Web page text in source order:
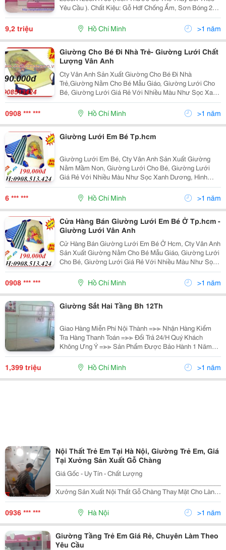
Yêu Cầu ). Chất Kiệu: Gỗ Hdf Chống Ẩm, Sơn Bóng 2K
Bảo Hành 5 Năm Giao Hàng Và Lắp Đặt Miễn Phí Tại
Tp.hcm Công Ty Tnhh Thương
9,2 triệu Hồ Chí Minh >1 năm
Giường Cho Bé Đi Nhà Trẻ- Giường Lưới Chất
Lượng Vân Anh
Cty Vân Anh Sản Xuất Giường Cho Bé Đi Nhà
Trẻ,Giường Nằm Cho Bé Mẫu Giáo, Giường Lưới Cho
Bé, Giường Lưới Giá Rẻ Với Nhiều Màu Như Sọc Xanh
Dương, Hình Gấu, Hình Chuột Michkey, Với Khung Sắt
Sơn Tĩnh Điện Chắc Chắn, Sử Dụng Lâu Bền Lâu,Giao
Hàng Các
0908 *** *** Hồ Chí Minh >1 năm
Giường Lưới Em Bé Tp.hcm
Giường Lưới Em Bé, Cty Vân Anh Sản Xuất Giường
Nằm Mầm Non, Giường Lưới Cho Bé, Giường Lưới
Giá Rẻ Với Nhiều Màu Như Sọc Xanh Dương, Hình
Gấu, Hình Chuột Michkey, Sử Dụng Lâu Bền Lâu, Liên
Hệ Ngay Để Có Giá Ưu Đãi 0908.513.424 Mai, Công Ty
6 *** *** Hồ Chí Minh >1 năm
Cửa Hàng Bán Giường Lưới Em Bé Ở Tp.hcm -
Giường Lưới Vân Anh
Cử Hàng Bán Giường Lưới Em Bé Ở Hcm, Cty Vân Anh
Sản Xuất Giường Nằm Cho Bé Mẫu Giáo, Giường Lưới
Cho Bé, Giường Lưới Giá Rẻ Với Nhiều Màu Như Sọc
Xanh Dương, Hình Gấu, Hình Chuột Michkey, Sử Dụng
Lâu Bền Lâu,Giao Hàng Các Quận Ở Hcm, Liên Hệ
Ngay Để
0908 *** *** Hồ Chí Minh >1 năm
Giường Sắt Hai Tầng Bh 12Th
Giao Hàng Miễn Phí Nội Thành =≫≫ Nhận Hàng Kiểm
Tra Hàng Thanh Toán =≫≫ Đổi Trả 24/H Quý Khách
Không Ưng Ý =≫≫ Sản Phẩm Được Bảo Hành 1 Năm
Tại Nhà =≫≫ Giao Hàng Nhanh Linh Hoạt Theo Yêu Cầu
Của Khách Hàng =≫ Nhanh Tay Gọi
1,399 triệu Hồ Chí Minh >1 năm
Nội Thất Trẻ Em Tại Hà Nội, Giường Trẻ Em, Giá
Tại Xưởng Sản Xuất Gỗ Chàng
Giá Gốc - Uy Tín - Chất Lượng
Xưởng Sản Xuất Nội Thất Gỗ Chàng Thay Mặt Cho Làng
Nghề Truyền Thống, Gửi Lời Chào Đến Tất Cả Khách
Hàng. Cảm Ơn Quý Khách Đã Quan Tâm Và Luôn Đồng
0936 *** *** Hà Nội >1 năm
Giường Tầng Trẻ Em Giá Rẻ, Chuyên Làm Theo
Yêu Cầu